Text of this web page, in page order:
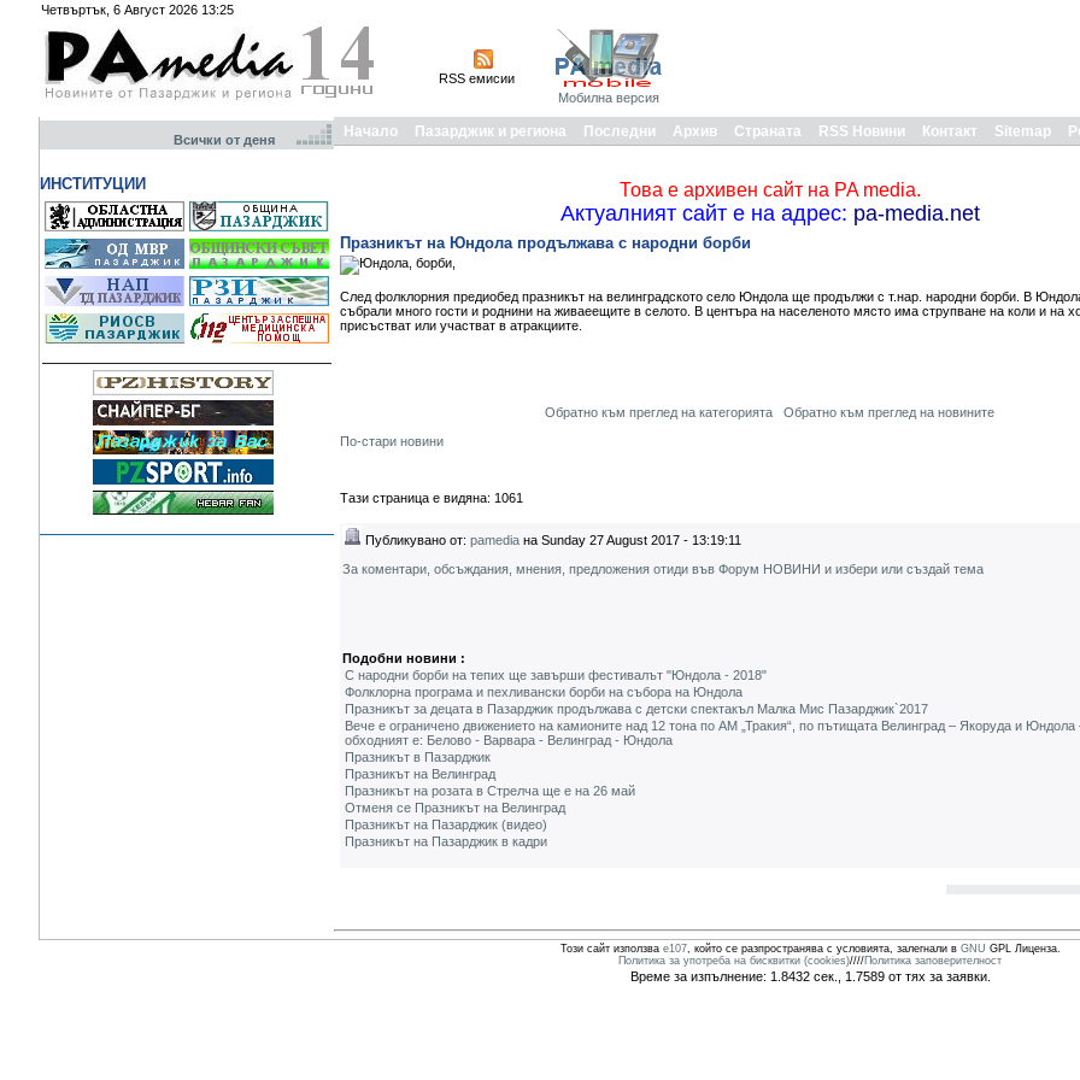
Четвъртък, 6 Август 2026 13:25
RSS емисии
Мобилна версия
Всички от деня
ИНСТИТУЦИИ
Начало Пазарджик и региона Последни Архив Страната RSS Новини Контакт Sitemap
Това е архивен сайт на PA media.
Актуалният сайт е на адрес: pa-media.net
Празникът на Юндола продължава с народни борби
След фолклорния предиобед празникът на велинградското село Юндола ще продължи с т.нар. народни борби. В
събрали много гости и роднини на живаеещите в селото. В центъра на населеното място има струпване на коли и на
присъстват или участват в атракциите.
Обратно към преглед на категорията
Обратно към преглед на новините
По-стари новини
Тази страница е видяна: 1061
Публикувано от: pamedia на Sunday 27 August 2017 - 13:19:11
За коментари, обсъждания, мнения, предложения отиди във Форум НОВИНИ и избери или създай тема
Подобни новини :
С народни борби на тепих ще завърши фестивалът "Юндола - 2018"
Фолклорна програма и пехливански борби на събора на Юндола
Празникът за децата в Пазарджик продължава с детски спектакъл Малка Мис Пазарджик`2017
Вече е ограничено движението на камионите над 12 тона по АМ „Тракия“, по пътищата Велинград – Якоруда и Юндола
обходният е: Белово - Варвара - Велинград - Юндола
Празникът в Пазарджик
Празникът на Велинград
Празникът на розата в Стрелча ще е на 26 май
Отменя се Празникът на Велинград
Празникът на Пазарджик (видео)
Празникът на Пазарджик в кадри
Този сайт използва e107, който се разпространява с условията, залегнали в GNU GPL Лиценза.
Политика за употреба на бисквитки (cookies)////Политика заповерителност
Време за изпълнение: 1.8432 сек., 1.7589 от тях за заявки.